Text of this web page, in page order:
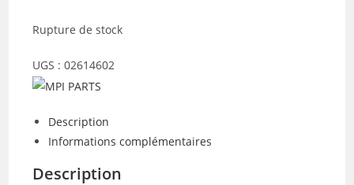
Rupture de stock
UGS :02614602
Description
Informations complémentaires
Description